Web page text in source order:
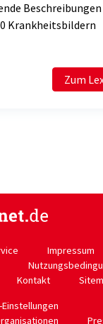
Krankheitsbildern
Zum
Impressum
Kontakt